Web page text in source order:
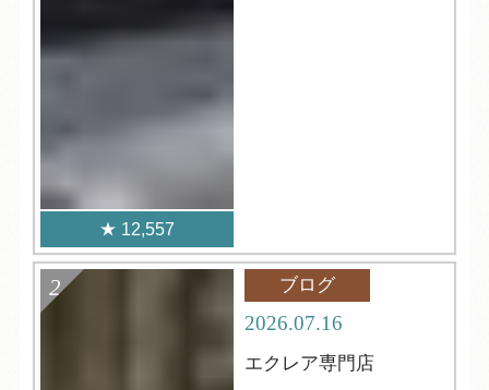
12,557
ブログ
2026.07.16
エクレア専門店